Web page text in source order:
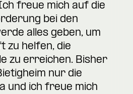
freue mich auf die
bei den
alles geben, um
zu helfen, die
zu erreichen. Bisher
nur die
und ich freue mich